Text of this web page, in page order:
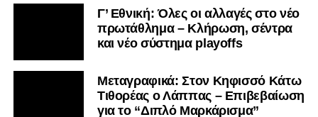
Γ’ Εθνική: Όλες οι αλλαγές στο νέο
πρωτάθλημα – Κλήρωση, σέντρα
και νέο σύστημα playoffs
Μεταγραφικά: Στον Κηφισσό Κάτω
Τιθορέας ο Λάππας – Επιβεβαίωση
για το “Διπλό Μαρκάρισμα”